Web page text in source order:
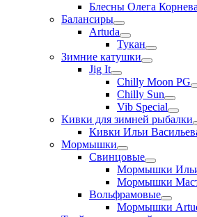
Блесны Олега Корнева
Балансиры
Artuda
Тукан
Зимние катушки
Jig It
Chilly Moon PG
Chilly Sun
Vib Special
Кивки для зимней рыбалки
Кивки Ильи
Мормышки
Свинцовые
Мормышки Ильи
Мормышки
Вольфрамовые
Мормышки